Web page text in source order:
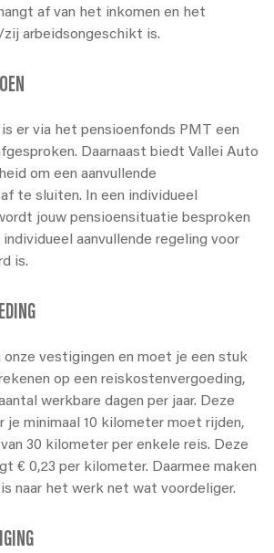
af van het inkomen en het
arbeidsongeschikt is.
er via het pensioenfonds PMT een
Daarnaast biedt Vallei Auto
om een aanvullende
te sluiten. In een individueel
jouw pensioensituatie besproken
aanvullende regeling voor
is.
onze vestigingen en moet je een stuk
op een reiskostenvergoeding,
werkbare dagen per jaar. Deze
je minimaal 10 kilometer moet rijden,
30 kilometer per enkele reis. Deze
€ 0,23 per kilometer. Daarmee maken
naar het werk net wat voordeliger.